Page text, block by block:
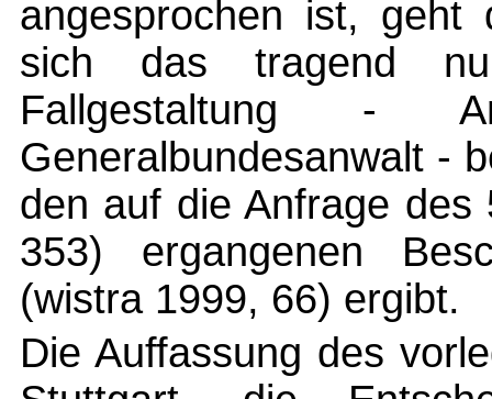
angesprochen ist,
sich das tragend
Fallgestaltung -
Generalbundesanwalt -
den auf die Anfrage
353) ergangenen
(wistra 1999, 66) ergibt.
Die Auffassung des